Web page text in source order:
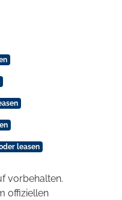
leasen
vorbehalten.
offiziellen